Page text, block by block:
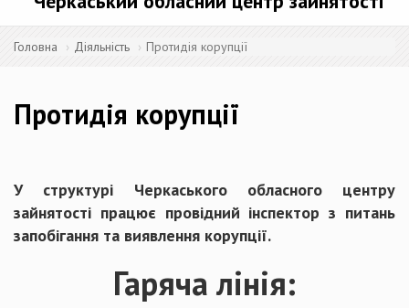
Головна Діяльність Протидія корупції
Протидія корупції
У структурі Черкаського обласного центру
зайнятості працює провідний інспектор з питань
запобігання та виявлення корупції.
Гаряча лінія: